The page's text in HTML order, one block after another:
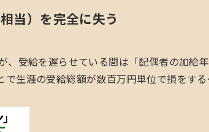
当）を完全に失う
、受給を遅らせている間は「配偶者の加給
生涯の受給総額が数百万円単位で損をする